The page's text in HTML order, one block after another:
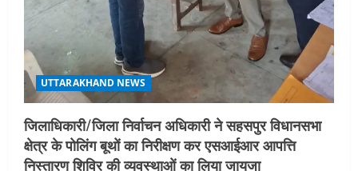
UTTARAKHAND NEWS
जिलाधिकारी/जिला निर्वाचन अधिकारी ने सहसपुर विधानसभा
क्षेत्र के पोलिंग बूथों का निरीक्षण कर एसआईआर आपत्ति
निस्तारण शिविर की व्यवस्थाओं का लिया जायजा